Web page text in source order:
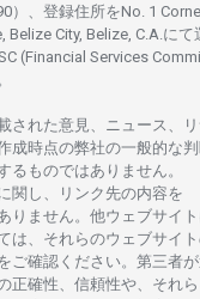
）、 登録住所をNo. 1
Belize City, Belize, C.A.にて
(Financial Services
さ れた意見、ニュース、リ
成時点の弊社の一般的な
るものではありません。
関し、 リンク先の内容を
りません。 他ウェブサイ
は、 それらのウェブサイ
ご確認ください。 第三者が
正確性、信頼性や、それ